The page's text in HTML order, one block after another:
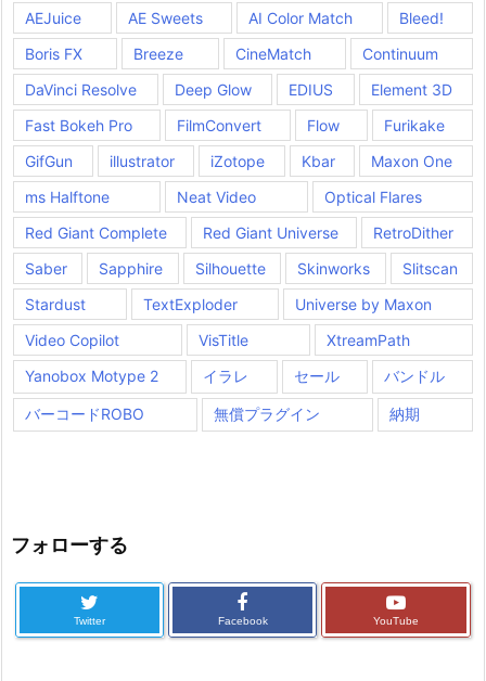
AEJuice AE Sweets AI Color Match
Bleed!
Boris FX
Breeze CineMatch
Continuum
DaVinci Resolve
Deep Glow EDIUS
Element 3D
Fast Bokeh Pro
FilmConvert Flow
Furikake
GifGun
illustrator iZotope Kbar
Maxon One
ms Halftone
Neat Video
Optical Flares
Red Giant Complete
Red Giant Universe
RetroDither
Saber
Sapphire Silhouette Skinworks
Slitscan
Stardust
TextExploder
Universe by Maxon
Video Copilot
VisTitle
XtreamPath
Yanobox Motype 2
イラレ セール バンドル
バーコードROBO 無償プラグイン 納期
フォローする
Twitter Facebook YouTube